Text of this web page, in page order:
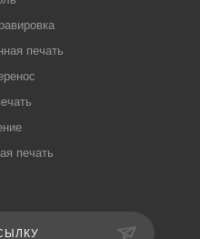
печать
печать